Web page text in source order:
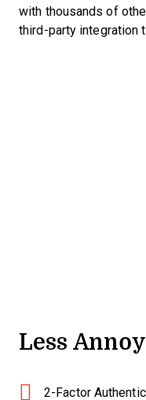
with thousands of
third-party integration
Less
2-Factor